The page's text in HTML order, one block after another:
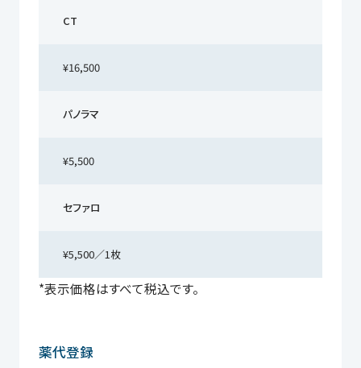
CT
¥16,500
パノラマ
¥5,500
セファロ
¥5,500／1枚
*表示価格はすべて税込です。
薬代登録